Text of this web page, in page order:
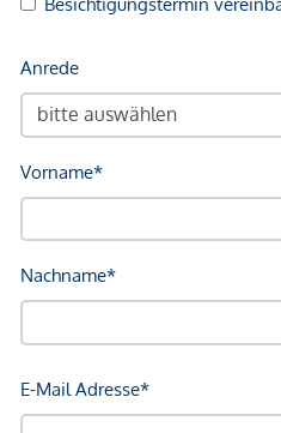
und Telefonnummer ein Email,
Haftungsausschluss:Wir
sämtliche Daten im
Eigentümer der Immobilie zur
Informationen) eingeholt
unsererseits keinerlei Haftung
Richtigkeit übernehmen.
Wir weisen darauf hin, dass
dem zu vermittelnden Dritten
wirtschaftliches Naheverhältnis